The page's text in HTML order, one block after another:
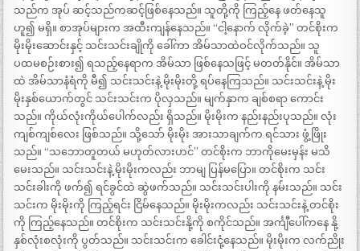
သည်က အုပ် ဆင့်သည်ကဆင့်ဖြစ်နေသည်။ သူတို့ကို ကြည့်နေ ဖတ်နေသူ
ဟူ၍ မရှိ။ စာအုပ်များက အထီးကျန်နေသည်။ “ငါ့နောက် လိုက်ခဲ့” တင်စိုးက
မိုးမိုးဆောင်းနှင့် သင်းသင်းချိုကို ခေါ်ကာ အိမ်သာထဲဝင်လိုက်သည်။ သူ
ပထမစဉ်းစား၍ ရသည့်နေရာက အိမ်သာ ဖြစ်နေသဖြင့် မတတ်နိုင်။ အိမ်သာ
ထဲ အိမ်သာနံရံကို မီ၍ သင်းသင်းနဲ့ မိုးမိုးတို့ ရပ်နေကြသည်။ သင်းသင်းနဲ့ မိုး
မိုးနှစ်ယောက်တွင် သင်းသင်းက ပိုလှသည်။ မျက်နှာက ချစ်စရာ ကောင်း
သည်။ ကိုယ်လုံးကိုယ်ပေါက်လည်း ရှိသည်။ မိုးမိုးက နည်းနည်းပုသည်။ လုံး
ကျစ်ကျစ်လေး ဖြစ်သည်။ သို့သော် မိုးမိုး အားသာချက်က ရင်သား ဖွံ့ဖြိုး
သည်။ “သဘောတူတယ် မဟုတ်လားဟင်” တင်စိုးက ဘာကိုမေးမှန်း မသိ
မေးသည်။ သင်းသင်းနဲ့ မိုးမိုးကလည်း ဘာမျ ပြန်မပြော။ တင်စိုးက သင်း
သင်းခါးကို ဖက်၍ ရင်ခွင်ထဲ ဆွဲဖက်သည်။ သင်းသင်းပါးကို နမ်းသည်။ သင်း
သင်းက မိုးမိုးကို ကြည့်ရင်း ငြိမ်နေသည်။ မိုးမိုးကလည်း သင်းသင်းနဲ့ တင်စိုး
ကို ကြည့်နေသည်။ တင်စိုးက သင်းသင်းနို့ကို စကိုင်သည်။ အင်္ကျီပေါ်ကနေ နို့
နှစ်လုံးစလုံးကို ပွတ်သည်။ သင်းသင်းက ခေါင်းငုံ့နေသည်။ မိုးမိုးက လက်ညိုး